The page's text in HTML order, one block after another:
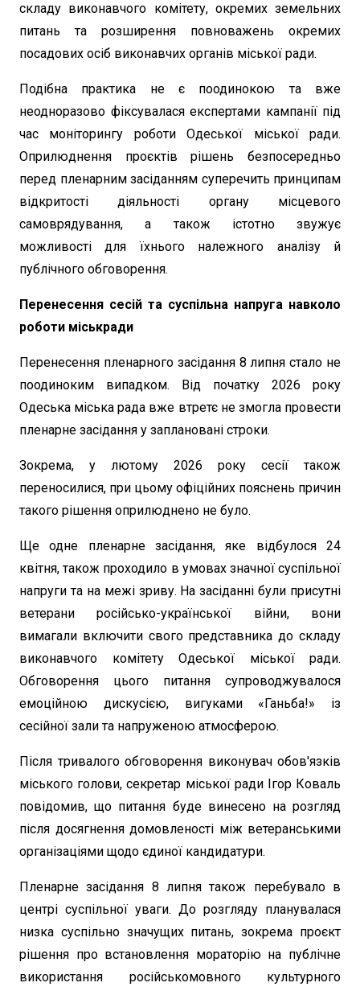
складу виконавчого комітету, окремих земельних
питань та розширення повноважень окремих
посадових осіб виконавчих органів міської ради.
Подібна практика не є поодинокою та вже
неодноразово фіксувалася експертами кампанії під
час моніторингу роботи Одеської міської ради.
Оприлюднення проєктів рішень безпосередньо
перед пленарним засіданням суперечить принципам
відкритості діяльності органу місцевого
самоврядування, а також істотно звужує
можливості для їхнього належного аналізу й
публічного обговорення.
Перенесення сесій та суспільна напруга навколо
роботи міськради
Перенесення пленарного засідання 8 липня стало не
поодиноким випадком. Від початку 2026 року
Одеська міська рада вже втретє не змогла провести
пленарне засідання у заплановані строки.
Зокрема, у лютому 2026 року сесії також
переносилися, при цьому офіційних пояснень причин
такого рішення оприлюднено не було.
Ще одне пленарне засідання, яке відбулося 24
квітня, також проходило в умовах значної суспільної
напруги та на межі зриву. На засіданні були присутні
ветерани російсько-української війни, вони
вимагали включити свого представника до складу
виконавчого комітету Одеської міської ради.
Обговорення цього питання супроводжувалося
емоційною дискусією, вигуками «Ганьба!» із
сесійної зали та напруженою атмосферою.
Після тривалого обговорення виконувач обов'язків
міського голови, секретар міської ради Ігор Коваль
повідомив, що питання буде винесено на розгляд
після досягнення домовленості між ветеранськими
організаціями щодо єдиної кандидатури.
Пленарне засідання 8 липня також перебувало в
центрі суспільної уваги. До розгляду планувалася
низка суспільно значущих питань, зокрема проєкт
рішення про встановлення мораторію на публічне
використання російськомовного культурного